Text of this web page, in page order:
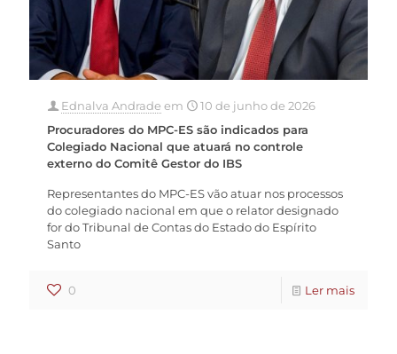
Ednalva Andrade em
10 de junho de 2026
Procuradores do MPC-ES são indicados para
Colegiado Nacional que atuará no controle
externo do Comitê Gestor do IBS
Representantes do MPC-ES vão atuar nos processos
do colegiado nacional em que o relator designado
for do Tribunal de Contas do Estado do Espírito
Santo
0 Ler mais